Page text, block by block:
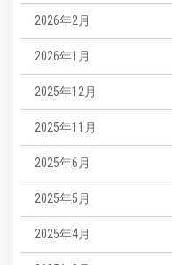
2026年2月
2026年1月
2025年12月
2025年11月
2025年6月
2025年5月
2025年4月